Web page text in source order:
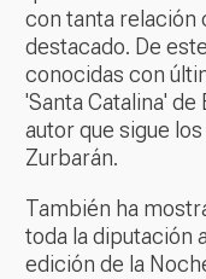
con tanta relación
destacado. De
conocidas con
'Santa Catalina' de
autor que sigue
Zurbarán.
También ha
toda la diputación
edición de la